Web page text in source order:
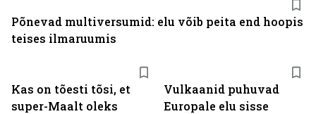
Kas on tõesti tõsi, et
super-Maalt oleks
Vulkaanid puhuvad
Europale elu sisse
Põnevad multiversumid: elu võib peita end hoopis
teises ilmaruumis